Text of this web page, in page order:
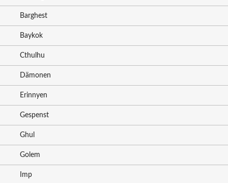
Barghest
Baykok
Cthulhu
Dämonen
Erinnyen
Gespenst
Ghul
Golem
Imp